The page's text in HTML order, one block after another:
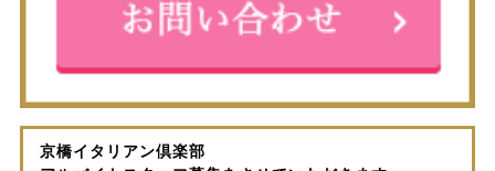
京橋イタリアン倶楽部